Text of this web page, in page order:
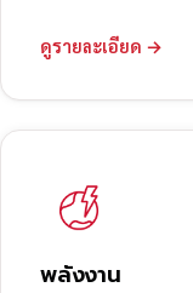
ดูรายละเอียด →
พลังงาน